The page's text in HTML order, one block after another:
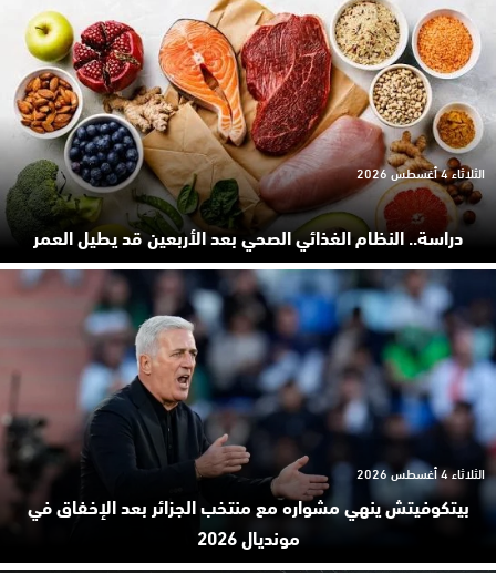
دراسة.. النظام الغذائي الصحي بعد الأربعين قد يطيل العمر
الثلاثاء 4 أغسطس 2026
بيتكوفيتش ينهي مشواره مع منتخب الجزائر بعد الإخفاق في
مونديال 2026
الثلاثاء 4 أغسطس 2026